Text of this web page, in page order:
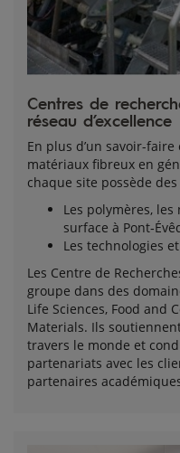
Centres de
réseau d’excellence
En plus d’un savoir-
matériaux fibreux en
chaque site possède
Les polymères,
surface à
Les technologies
Les Centre de
groupe dans des
Life Sciences, Food and
Materials. Ils
travers le monde et
partenariats avec les
partenaires